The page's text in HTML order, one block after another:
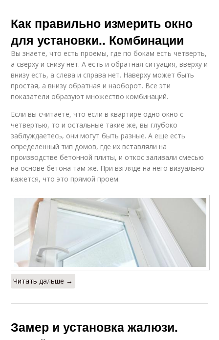
Как правильно измерить окно
для установки.. Комбинации
Вы знаете, что есть проемы, где по бокам есть четверть,
а сверху и снизу нет. А есть и обратная ситуация, вверху и
внизу есть, а слева и справа нет. Наверху может быть
простая, а внизу обратная и наоборот. Все эти
показатели образуют множество комбинаций.
Если вы считаете, что если в квартире одно окно с
четвертью, то и остальные такие же, вы глубоко
заблуждаетесь, они могут быть разные. А еще есть
определенный тип домов, где их вставляли на
производстве бетонной плиты, и откос заливали смесью
на основе бетона там же. При взгляде на него визуально
кажется, что это прямой проем.
Читать дальше →
Замер и установка жалюзи.